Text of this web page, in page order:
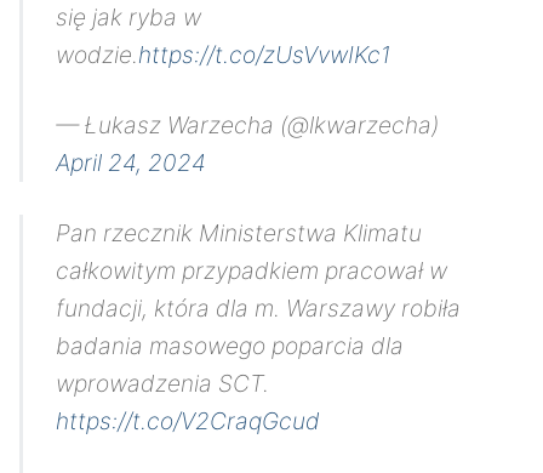
się jak ryba w
wodzie.https://t.co/zUsVvwIKc1
— Łukasz Warzecha (@lkwarzecha)
April 24, 2024
Pan rzecznik Ministerstwa Klimatu
całkowitym przypadkiem pracował w
fundacji, która dla m. Warszawy robiła
badania masowego poparcia dla
wprowadzenia SCT.
https://t.co/V2CraqGcud